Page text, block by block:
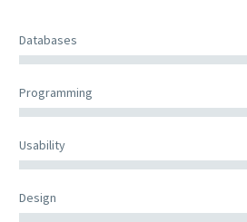
Databases
Programming
Usability
Design